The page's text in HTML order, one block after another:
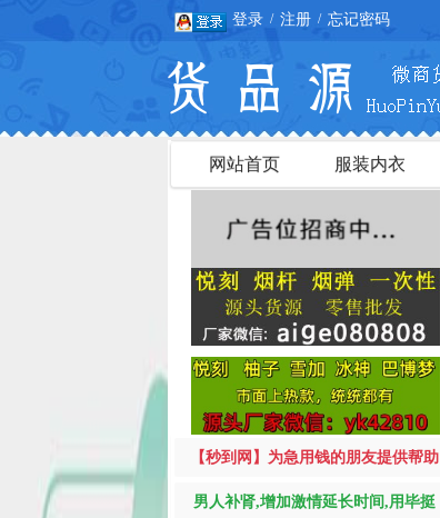
登录 / 注册 / 忘记密码
网站首页 服装内衣
【秒到网】为急用钱的朋友提供帮助
男人补肾,增加激情延长时间,用毕挺